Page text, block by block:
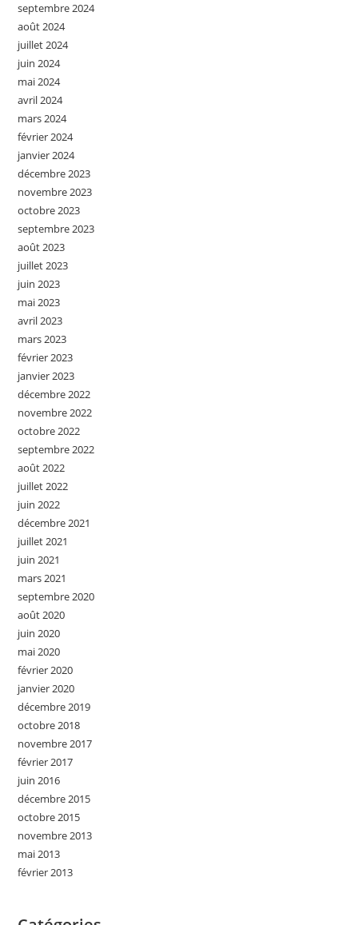
septembre 2024
août 2024
juillet 2024
juin 2024
mai 2024
avril 2024
mars 2024
février 2024
janvier 2024
décembre 2023
novembre 2023
octobre 2023
septembre 2023
août 2023
juillet 2023
juin 2023
mai 2023
avril 2023
mars 2023
février 2023
janvier 2023
décembre 2022
novembre 2022
octobre 2022
septembre 2022
août 2022
juillet 2022
juin 2022
décembre 2021
juillet 2021
juin 2021
mars 2021
septembre 2020
août 2020
juin 2020
mai 2020
février 2020
janvier 2020
décembre 2019
octobre 2018
novembre 2017
février 2017
juin 2016
décembre 2015
octobre 2015
novembre 2013
mai 2013
février 2013